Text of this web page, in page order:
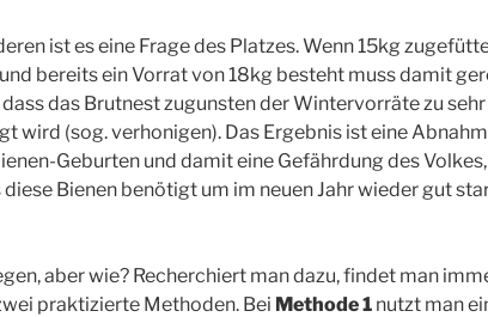
ist es eine Frage des Platzes. Wenn 15kg
bereits ein Vorrat von 18kg besteht muss damit
das Brutnest zugunsten der Wintervorräte zu sehr
wird (sog. verhonigen). Das Ergebnis ist eine
Geburten und damit eine Gefährdung des Volkes,
Bienen benötigt um im neuen Jahr wieder gut
aber wie? Recherchiert man dazu, findet man
praktizierte Methoden. Bei Methode 1 nutzt man